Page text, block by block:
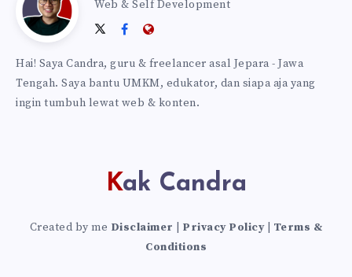
Candra
Web & Self Development
Follow
on
Follow
Facebook
Website:
Hai! Saya Candra, guru & freelancer asal Jepara - Jawa
Tengah. Saya bantu UMKM, edukator, dan siapa aja yang
ingin tumbuh lewat web & konten.
Kak Candra
Created by me Disclaimer Privacy Policy| Terms &
Conditions